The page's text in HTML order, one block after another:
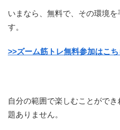
いまなら、無料で、その環境
す。
>>ズーム筋トレ無料参加はこち
自分の範囲で楽しむことがで
題ありません。